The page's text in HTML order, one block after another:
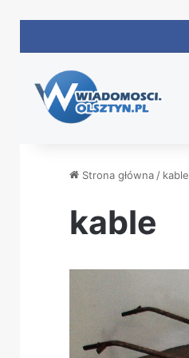
Strona główna / kable
kable